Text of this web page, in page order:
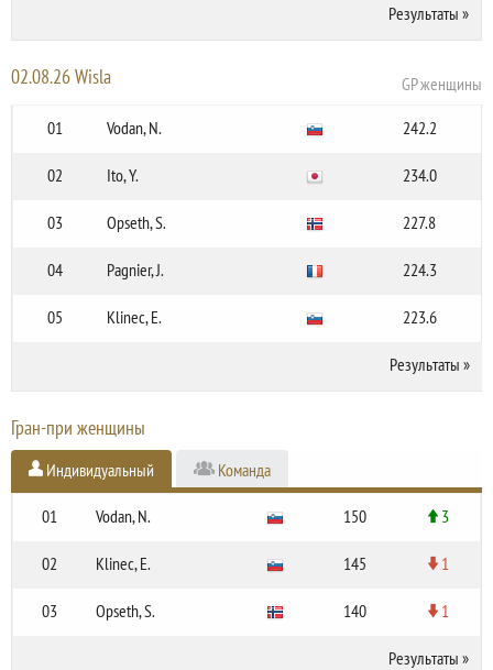
Результаты »
02.08.26 Wisla
GP женщины
01
Vodan, N. 242.2
02 Ito, Y. 234.0
03 Opseth, S. 227.8
04 Pagnier, J. 224.3
05 Klinec, E. 223.6
Результаты »
Гран-при женщины
Индивидуальный Команда
01 Vodan, N. 150 3
02 Klinec, E. 145 1
03 Opseth, S. 140 1
Результаты »